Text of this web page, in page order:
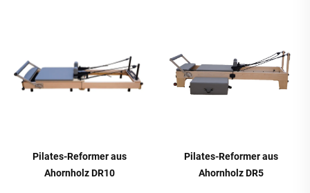
Pilates-Reformer aus
Ahornholz DR10
Pilates-Reformer aus
Ahornholz DR5